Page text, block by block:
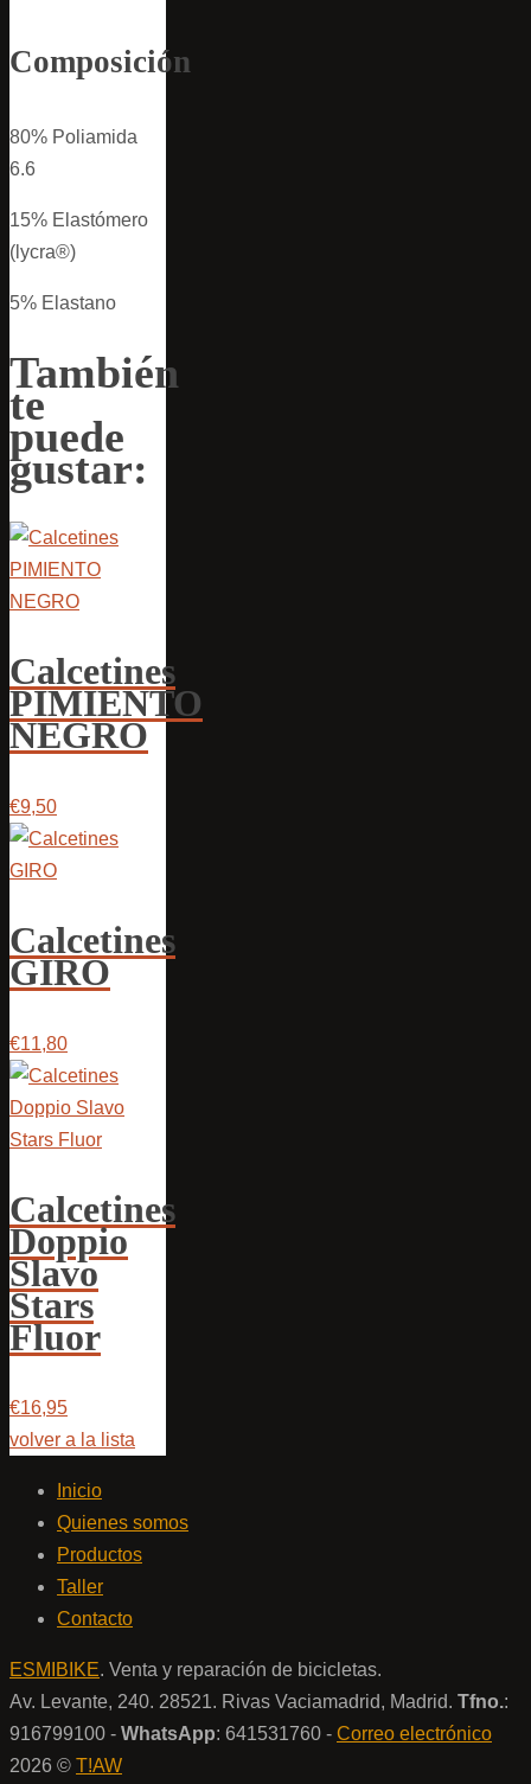
Composición
80% Poliamida
6.6
15% Elastómero
(lycra®)
5% Elastano
También
te
puede
gustar:
Calcetines
PIMIENTO
NEGRO
€9,50
Calcetines
GIRO
€11,80
Calcetines
Doppio
Slavo
Stars
Fluor
€16,95
volver a la lista
Inicio
Quienes somos
Productos
Taller
Contacto
ESMIBIKE. Venta y reparación de bicicletas.
Av. Levante, 240. 28521. Rivas Vaciamadrid, Madrid. Tfno.:
916799100 - WhatsApp: 641531760 - Correo electrónico
2026 © T!AW